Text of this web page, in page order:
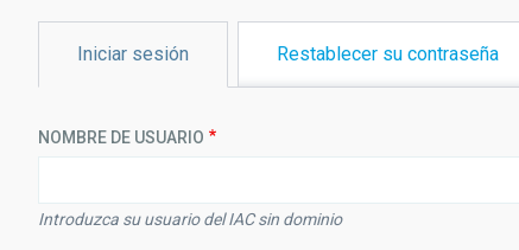
ayuda
a
la
PRINCIPALES
Iniciar sesión Restablecer su contraseña
NOMBRE DE USUARIO
Introduzca su usuario del IAC sin dominio